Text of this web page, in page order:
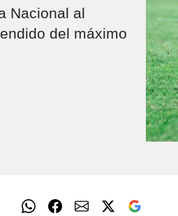
Nacional al
del máximo